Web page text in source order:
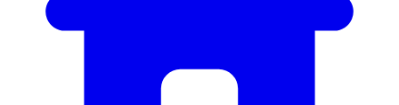
Mobiliário
temos tudo o que precisa para criar o ambiente perfeito.